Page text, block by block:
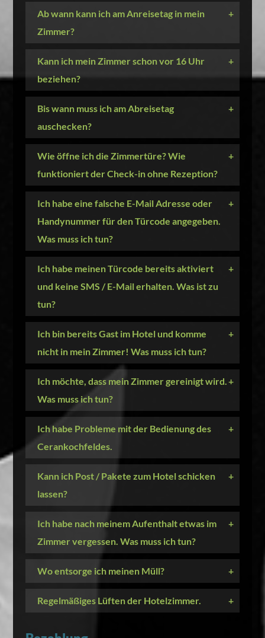
Ab wann kann ich am Anreisetag in mein
Zimmer?
+
Kann ich mein Zimmer schon vor 16 Uhr
beziehen?
+
Bis wann muss ich am Abreisetag
auschecken?
+
Wie öffne ich die Zimmertüre? Wie
funktioniert der Check-in ohne Rezeption?
+
Ich habe eine falsche E-Mail Adresse oder
Handynummer für den Türcode angegeben.
Was muss ich tun?
+
Ich habe meinen Türcode bereits aktiviert
und keine SMS / E-Mail erhalten. Was ist zu
tun?
+
Ich bin bereits Gast im Hotel und komme
nicht in mein Zimmer! Was muss ich tun?
+
Ich möchte, dass mein Zimmer gereinigt wird.
Was muss ich tun?
+
Ich habe Probleme mit der Bedienung des
Cerankochfeldes.
+
Kann ich Post / Pakete zum Hotel schicken
lassen?
+
Ich habe nach meinem Aufenthalt etwas im
Zimmer vergessen. Was muss ich tun?
+
Wo entsorge ich meinen Müll? +
Regelmäßiges Lüften der Hotelzimmer. +